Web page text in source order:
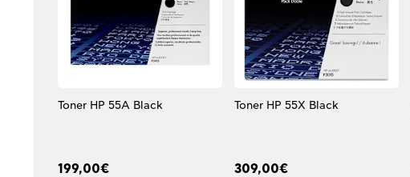
Toner HP 55A Black
199,00€
Toner HP 55X Black
309,00€